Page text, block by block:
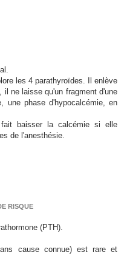
les 4 parathyroïdes. Il enlève
il ne laisse qu'un fragment d'une
une phase d'hypocalcémie, en
baisser la calcémie si elle
de l'anesthésie.
RISQUE
(PTH).
cause connue) est rare et